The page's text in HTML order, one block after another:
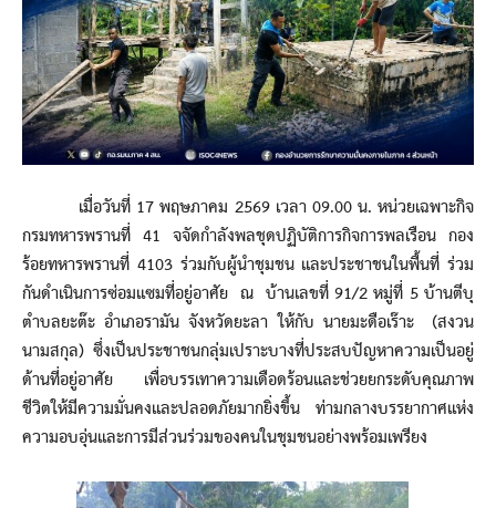
เมื่อวันที่ 17 พฤษภาคม 2569 เวลา 09.00 น. หน่วยเฉพาะกิจ
กรมทหารพรานที่ 41 จจัดกำลังพลชุดปฏิบัติการกิจการพลเรือน กอง
ร้อยทหารพรานที่ 4103 ร่วมกับผู้นำชุมชน และประชาชนในพื้นที่ ร่วม
กันดำเนินการซ่อมแซมที่อยู่อาศัย ณ บ้านเลขที่ 91/2 หมู่ที่ 5 บ้านตีบุ
ตำบลยะต๊ะ อำเภอรามัน จังหวัดยะลา ให้กับ นายมะดือเร๊าะ (สงวน
นามสกุล) ซึ่งเป็นประชาชนกลุ่มเปราะบางที่ประสบปัญหาความเป็นอยู่
ด้านที่อยู่อาศัย เพื่อบรรเทาความเดือดร้อนและช่วยยกระดับคุณภาพ
ชีวิตให้มีความมั่นคงและปลอดภัยมากยิ่งขึ้น ท่ามกลางบรรยากาศแห่ง
ความอบอุ่นและการมีส่วนร่วมของคนในชุมชนอย่างพร้อมเพรียง